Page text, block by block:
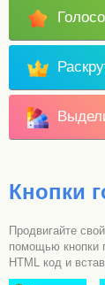
Кнопки
Продвигайте
помощью кнопки
HTML код и